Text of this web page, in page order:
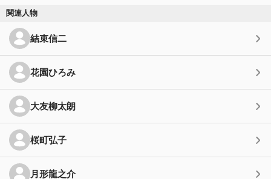
関連人物
結束信二
花園ひろみ
大友柳太朗
桜町弘子
月形龍之介